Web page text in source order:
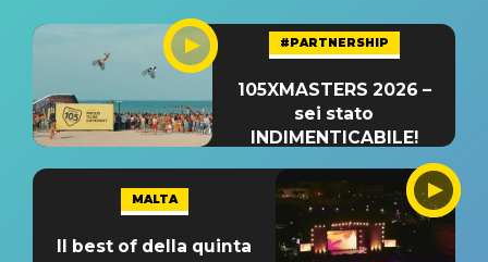
#PARTNERSHIP
105XMASTERS 2026 –
sei stato
INDIMENTICABILE!
MALTA
Il best of della quinta